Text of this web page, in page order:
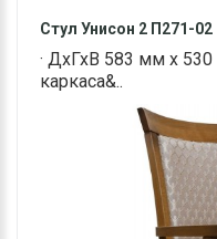
Стул Унисон 2 П271-02
· ДхГхВ 583 мм х
каркаса&..